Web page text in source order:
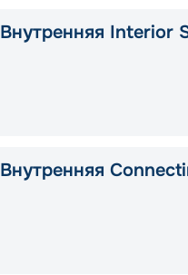
Внутренняя Interior
Внутренняя